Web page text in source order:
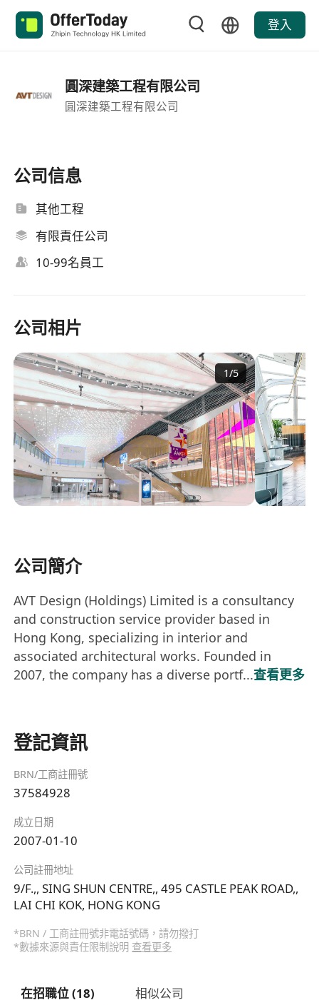
登入
圓深建築工程有限公司
圓深建築工程有限公司
公司信息
其他工程
有限責任公司
10-99名員工
公司相片
1/5
公司簡介
AVT Design (Holdings) Limited is a consultancy
and construction service provider based in
Hong Kong, specializing in interior and
associated architectural works. Founded in
2007, the company has a diverse portf...查看更多
登記資訊
BRN/工商註冊號
37584928
成立日期
2007-01-10
公司註冊地址
9/F.,, SING SHUN CENTRE,, 495 CASTLE PEAK ROAD,,
LAI CHI KOK, HONG KONG
*BRN / 工商註冊號非電話號碼，請勿撥打
*數據來源與責任限制說明 查看更多
在招職位 (18) 相似公司